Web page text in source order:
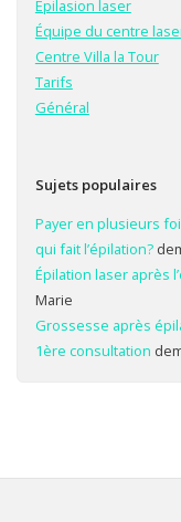
Epilasion laser
Équipe du centre
Centre Villa la Tour
Tarifs
Général
Sujets populaires
Payer en plusieurs
qui fait l’épilation?
Épilation laser après
Marie
Grossesse après
1ère consultation